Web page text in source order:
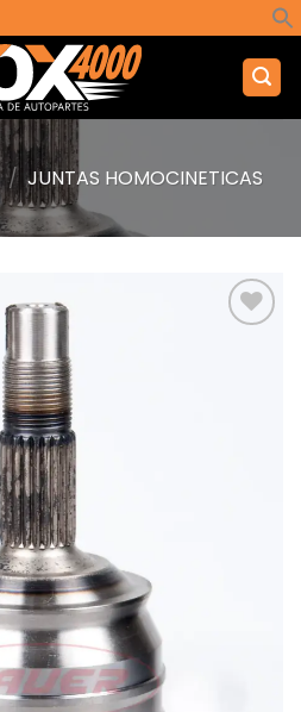
/ JUNTAS HOMOCINETICAS